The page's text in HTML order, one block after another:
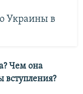
Украины в
Чем она
вступления?